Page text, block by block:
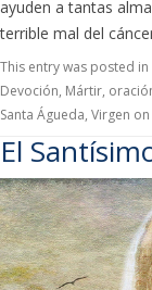
ayuden a tantas
terrible mal del
This entry was posted in
Devoción, Mártir,
Santa Águeda, Virgen on
El